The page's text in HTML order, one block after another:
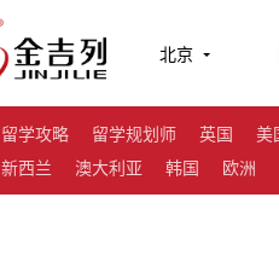
北京
留学攻略 留学规划师 英国 美
新西兰
澳大利亚 韩国 欧洲